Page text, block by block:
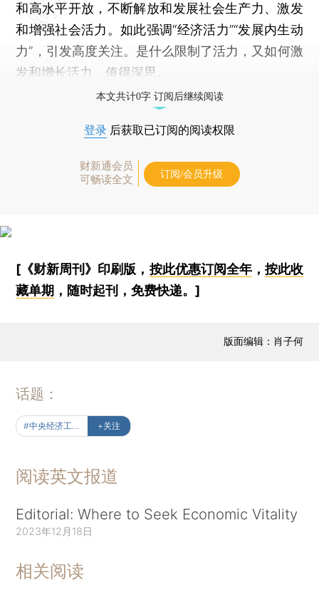
和高水平开放，不断解放和发展社会生产力、激发
和增强社会活力。如此强调“经济活力”“发展内生动
力”，引发高度关注。是什么限制了活力，又如何激
发和增长活力，值得深思。
本文共计0字 订阅后继续阅读
登录 后获取已订阅的阅读权限
财新通会员
可畅读全文
订阅/会员升级
[《财新周刊》印刷版， 按此优惠订阅全年， 按此收
藏单期 ，随时起刊，免费快递。]
版面编辑：肖子何
话题：
#中央经济工作会议 +关注
阅读英文报道
Editorial: Where to Seek Economic Vitality
2023年12月18日
相关阅读